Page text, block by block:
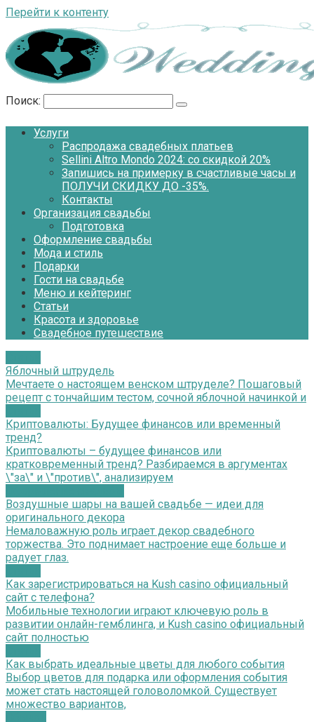
Перейти к контенту
Поиск:
Услуги
Распродажа свадебных платьев
Sellini Altro Mondo 2024: со скидкой 20%
Запишись на примерку в счастливые часы и
ПОЛУЧИ СКИДКУ ДО -35%.
Контакты
Организация свадьбы
Подготовка
Оформление свадьбы
Мода и стиль
Подарки
Гости на свадьбе
Меню и кейтеринг
Статьи
Красота и здоровье
Свадебное путешествие
Яблочный штрудель
Мечтаете о настоящем венском штруделе? Пошаговый
рецепт с тончайшим тестом, сочной яблочной начинкой и
Криптовалюты: Будущее финансов или временный
тренд?
Криптовалюты – будущее финансов или
кратковременный тренд? Разбираемся в аргументах
\"за\" и \"против\", анализируем
Воздушные шары на вашей свадьбе — идеи для
оригинального декора
Немаловажную роль играет декор свадебного
торжества. Это поднимает настроение еще больше и
радует глаз.
Как зарегистрироваться на Kush casino официальный
сайт с телефона?
Мобильные технологии играют ключевую роль в
развитии онлайн-гемблинга, и Kush casino официальный
сайт полностью
Как выбрать идеальные цветы для любого события
Выбор цветов для подарка или оформления события
может стать настоящей головоломкой. Существует
множество вариантов,